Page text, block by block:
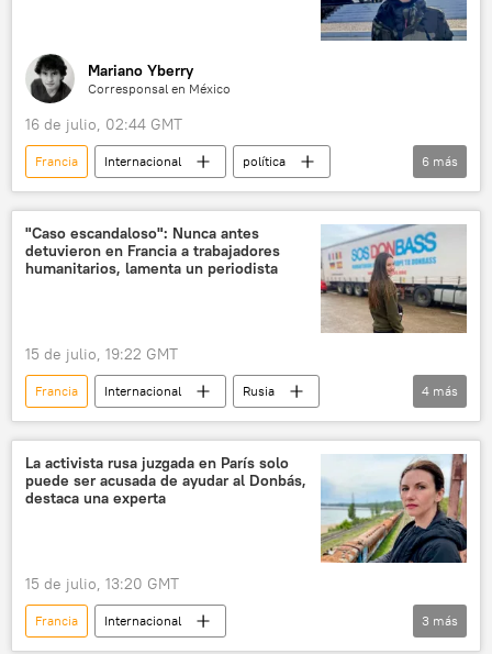
Mariano Yberry
Corresponsal en México
16 de julio, 02:44 GMT
Francia Internacional
política
Donbás
Universidad Nacional Autónoma de México (UNAM)
Fiscalía de París
París
seguridad
6 más
"Caso escandaloso": Nunca antes
detuvieron en Francia a trabajadores
humanitarios, lamenta un periodista
15 de julio, 19:22 GMT
Francia Internacional
Rusia
Ucrania
💬 Opinión y Análisis
Donbás
justicia
4 más
La activista rusa juzgada en París solo
puede ser acusada de ayudar al Donbás,
destaca una experta
15 de julio, 13:20 GMT
Francia
Internacional
3 más